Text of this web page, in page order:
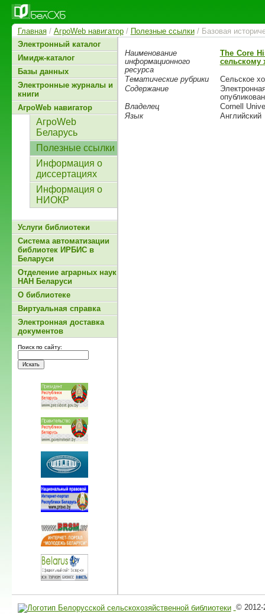
Главная/ АгроWeb навигатор/ Полезные ссылки/ Базовая
Электронный каталог
Имидж-каталог
Базы данных
Электронные журналы и
книги
АгроWeb навигатор
АгроWeb
Беларусь
Полезные ссылки
Информация о
диссертациях
Информация о
НИОКР
Услуги библиотеки
Система автоматизации
библиотек ИРБИС в
Беларуси
Отделение аграрных наук
НАН Беларуси
О библиотеке
Виртуальная справка
Электронная доставка
документов
Поиск по сайту:
Наименование
информационного
ресурса
The Core
сельскому
Тематические рубрики
Сельское
Содержание
Владелец
Cornell
Язык
Английский
© 2012-